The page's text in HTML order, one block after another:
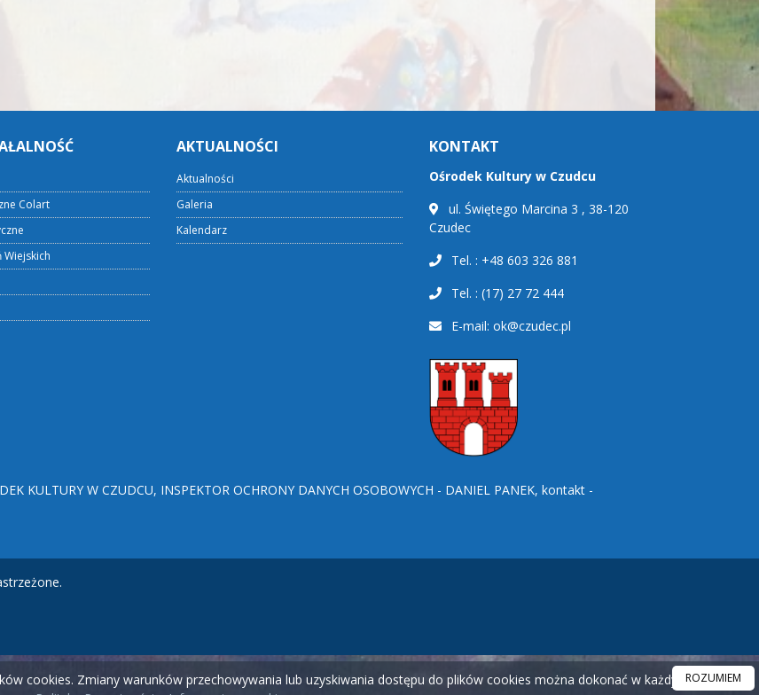
Colart
Wiejskich
AKTUALNOŚCI
Aktualności
Galeria
Kalendarz
KONTAKT
Ośrodek Kultury w Czudcu
ul. Świętego Marcina 3 , 38-120
Czudec
Tel. : +48 603 326 881
Tel. : (17) 27 72 444
E-mail: ok@czudec.pl
KULTURY W CZUDCU, INSPEKTOR OCHRONY DANYCH OSOBOWYCH - DANIEL PANEK, kontakt -
cookies. Zmiany warunków przechowywania lub uzyskiwania dostępu do plików cookies można dokonać w każdym czasie.
ROZUMIEM